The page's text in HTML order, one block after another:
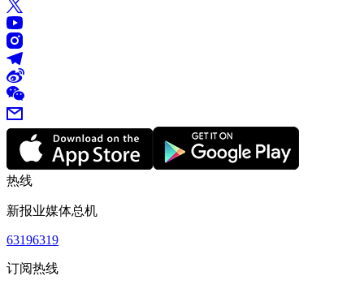
热线
新报业媒体总机
63196319
订阅热线